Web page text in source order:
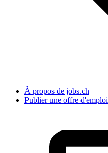
À propos de jobs.ch
Publier une offre d'emploi